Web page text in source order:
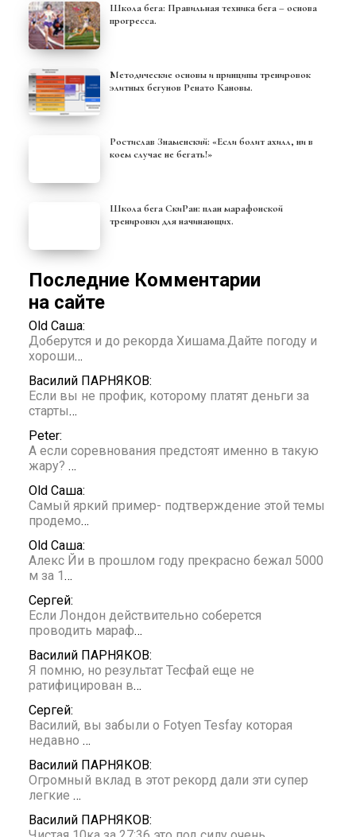
Школа бега: Правильная техника бега – основа
прогресса.
Методические основы и принципы тренировок
элитных бегунов Ренато Кановы.
Ростислав Знаменский: «Если болит ахилл, ни в
коем случае не бегать!»
Школа бега СкиРан: план марафонской
тренировки для начинающих.
Последние Комментарии
на сайте
Old Саша:
Доберутся и до рекорда Хишама.Дайте погоду и
хороши…
Василий ПАРНЯКОВ:
Если вы не профик, которому платят деньги за
старты…
Peter:
А если соревнования предстоят именно в такую
жару? …
Old Саша:
Самый яркий пример- подтверждение этой темы
продемо…
Old Саша:
Алекс Йи в прошлом году прекрасно бежал 5000
м за 1 …
Сергей:
Если Лондон действительно соберется
проводить мараф…
Василий ПАРНЯКОВ:
Я помню, но результат Тесфай еще не
ратифицирован в…
Сергей:
Василий, вы забыли о Fotyen Tesfay которая
недавно …
Василий ПАРНЯКОВ:
Огромный вклад в этот рекорд дали эти супер
легкие …
Василий ПАРНЯКОВ: